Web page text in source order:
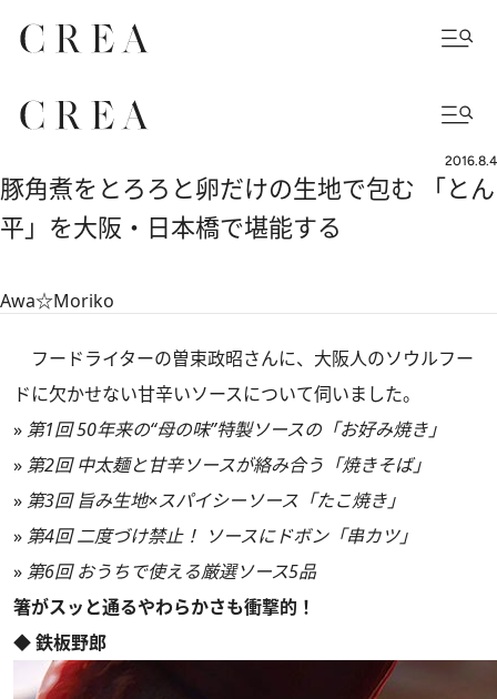
2016.8.4
豚角煮をとろろと卵だけの生地で包む 「とん
平」を大阪・日本橋で堪能する
Awa☆Moriko
フードライターの曽束政昭さんに、大阪人のソウルフー
ドに欠かせない甘辛いソースについて伺いました。
» 第1回 50年来の“母の味”特製ソースの「お好み焼き」
» 第2回 中太麺と甘辛ソースが絡み合う「焼きそば」
» 第3回 旨み生地×スパイシーソース「たこ焼き」
» 第4回 二度づけ禁止！ ソースにドボン「串カツ」
» 第6回 おうちで使える厳選ソース5品
箸がスッと通るやわらかさも衝撃的！
◆ 鉄板野郎